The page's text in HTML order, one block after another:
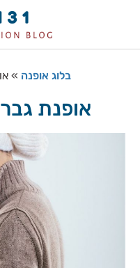
בלוג אופנה »
אופנת גברים